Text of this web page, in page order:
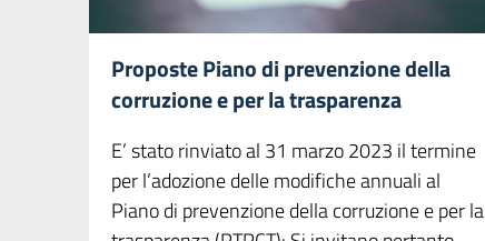
Proposte Piano di prevenzione della
corruzione e per la trasparenza
E’ stato rinviato al 31 marzo 2023 il termine
per l’adozione delle modifiche annuali al
Piano di prevenzione della corruzione e per la